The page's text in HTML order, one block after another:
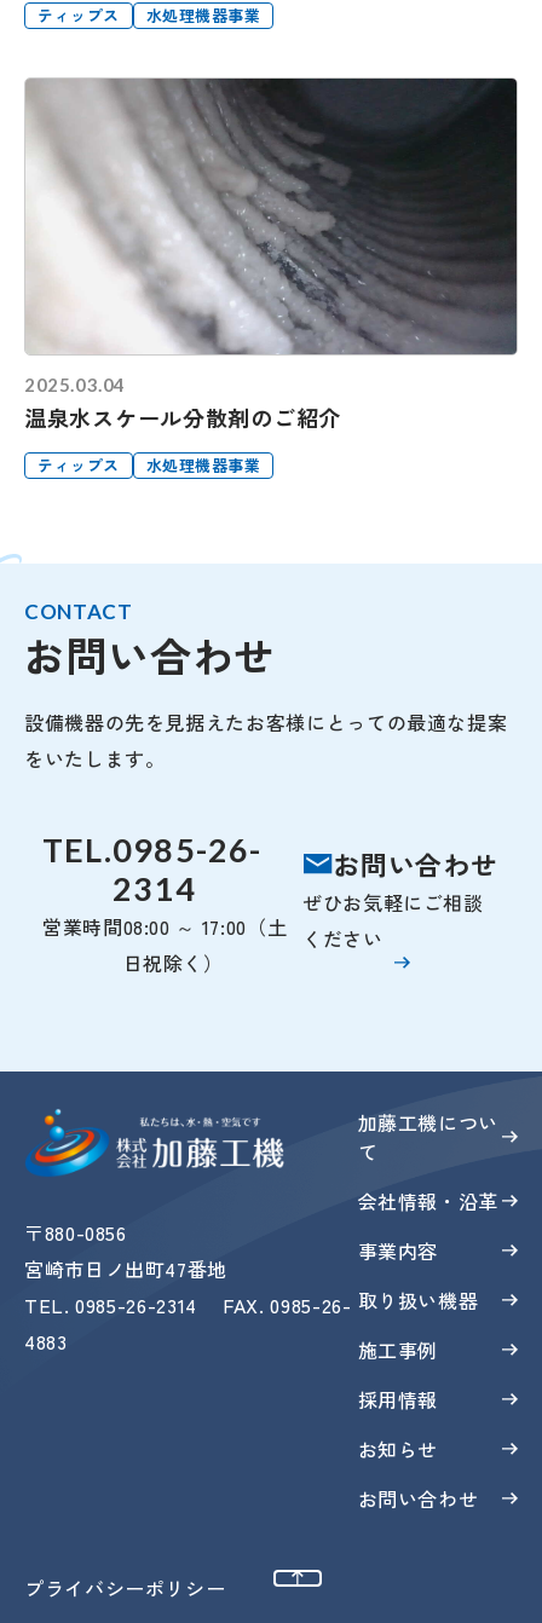
ティップス 水処理機器事業
2025.03.04
温泉水スケール分散剤のご紹介
ティップス 水処理機器事業
CONTACT
お問い合わせ
設備機器の先を見据えたお客様にとっての最適な提案
をいたします。
TEL.0985-26-
2314
営業時間08:00 ～ 17:00（土
日祝除く）
お問い合わせ
ぜひお気軽にご相談
ください
〒880-0856
宮崎市日ノ出町47番地
TEL.0985-26-2314 FAX. 0985-26-
4883
加藤工機につい
て
会社情報・沿革
事業内容
取り扱い機器
施工事例
採用情報
お知らせ
お問い合わせ
プライバシーポリシー ページトップへ